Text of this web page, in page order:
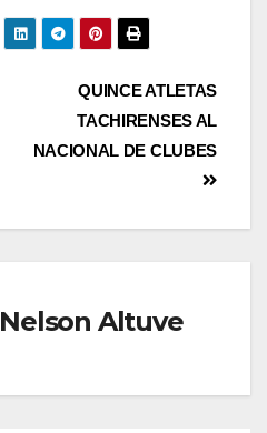
QUINCE ATLETAS
TACHIRENSES AL
NACIONAL DE CLUBES
Nelson Altuve